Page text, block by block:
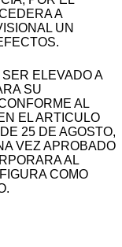
A
UN
ELEVADO A
SU
AL
EL ARTICULO
25 DE AGOSTO,
VEZ APROBADO
AL
COMO